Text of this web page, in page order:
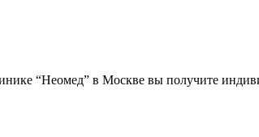
“Неомед” в Москве вы получите